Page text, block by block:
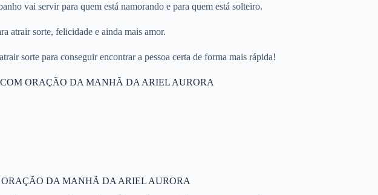
vai servir para quem está namorando e para quem está solteiro.
atrair sorte, felicidade e ainda mais amor.
sorte para conseguir encontrar a pessoa certa de forma mais rápida!
ORAÇÃO DA MANHÃ DA ARIEL AURORA
ORAÇÃO DA MANHÃ DA ARIEL AURORA